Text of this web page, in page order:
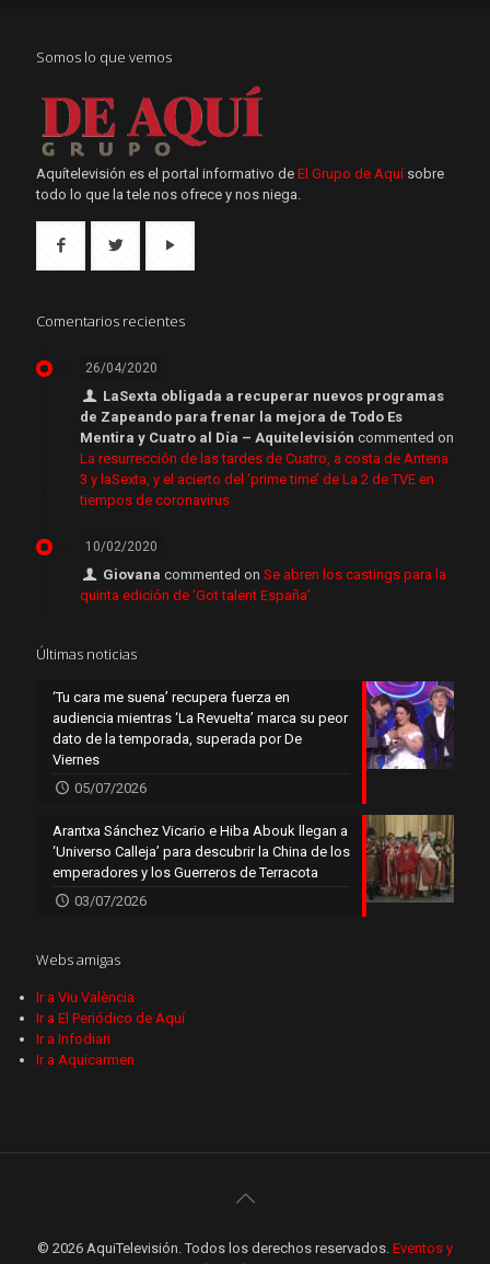
Somos lo que vemos
Aquítelevisión es el portal informativo de El Grupo de Aquí sobre
todo lo que la tele nos ofrece y nos niega.
Comentarios recientes
26/04/2020
LaSexta obligada a recuperar nuevos programas
de Zapeando para frenar la mejora de Todo Es
Mentira y Cuatro al Día – Aquitelevisión commented on
La resurrección de las tardes de Cuatro, a costa de Antena
3 y laSexta, y el acierto del ‘prime time’ de La 2 de TVE en
tiempos de coronavirus
10/02/2020
Giovana commented onSe abren los castings para la
quinta edición de ‘Got talent España’
Últimas noticias
‘Tu cara me suena’ recupera fuerza en
audiencia mientras ‘La Revuelta’ marca su peor
dato de la temporada, superada por De
Viernes
05/07/2026
Arantxa Sánchez Vicario e Hiba Abouk llegan a
‘Universo Calleja’ para descubrir la China de los
emperadores y los Guerreros de Terracota
03/07/2026
Webs amigas
Ir a Viu València
Ir a El Periódico de Aquí
Ir a Infodiari
Ir a Aquicarmen
© 2026 AquiTelevisión. Todos los derechos reservados. Eventos y